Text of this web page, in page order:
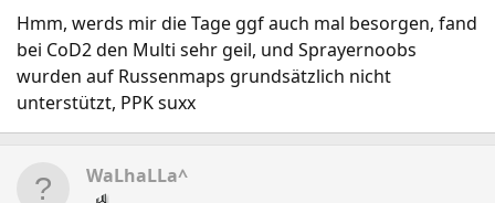
Hmm, werds mir die Tage ggf auch mal besorgen, fand
bei CoD2 den Multi sehr geil, und Sprayernoobs
wurden auf Russenmaps grundsätzlich nicht
unterstützt, PPK suxx
WaLhaLLa^